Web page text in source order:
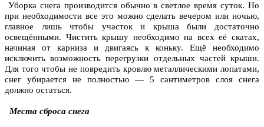
Уборка снега производится обычно в светлое время суток. Но
при необходимости все это можно сделать вечером или ночью,
главное лишь чтобы участок и крыша были достаточно
освещёнными. Чистить крышу необходимо на всех её скатах,
начиная от карниза и двигаясь к коньку. Ещё необходимо
исключить возможность перегрузки отдельных частей крыши.
Для того чтобы не повредить кровлю металлическими лопатами,
снег убирается не полностью — 5 сантиметров слоя снега
должно остаться.
Места сброса снега